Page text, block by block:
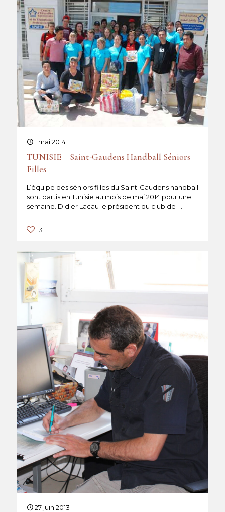
1 mai 2014
TUNISIE – Saint-Gaudens Handball Séniors
Filles
L’équipe des séniors filles du Saint-Gaudens handball
sont partis en Tunisie au mois de mai 2014 pour une
semaine. Didier Lacau le président du club de […]
3
27 juin 2013